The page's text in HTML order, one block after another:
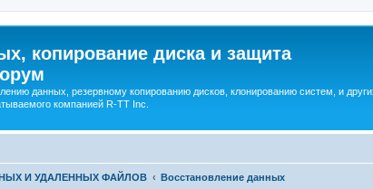
копирование диска и защита
данных, резервному копированию дисков, клонированию систем, и
компанией R-TT Inc.
И УДАЛЕННЫХ ФАЙЛОВ Восстановление данных